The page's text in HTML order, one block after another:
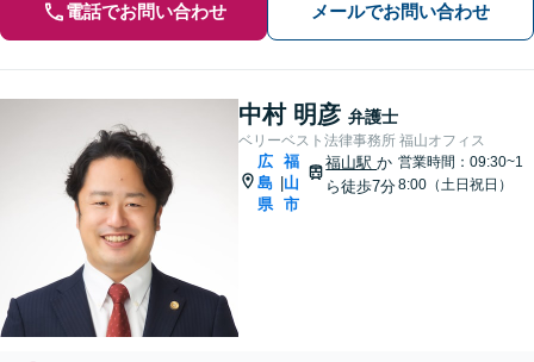
電話でお問い合わせ メールでお問い合わせ
中村 明彦 弁護士
ベリーベスト法律事務所 福山オフィス
広
島
県
福
山
市
福山駅か
ら徒歩7分
営業時間：09:30~1
8:00（土日祝日）